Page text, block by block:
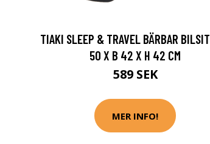
TIAKI SLEEP & TRAVEL BÄRBAR
50 X B 42 X H 42 CM
589 SEK
MER INFO!